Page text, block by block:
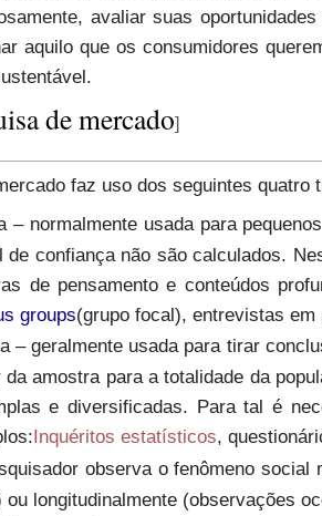
avaliar suas
aquilo que os consumidores
de mercado]
faz uso dos seguintes quatro
– normalmente usada para
de confiança não são calculados.
de pensamento e conteúdos
groups(grupo focal), entrevistas
– geralmente usada para tirar
amostra para a totalidade da
e diversificadas. Para tal é
Inquéritos estatísticos,
observa o fenômeno
longitudinalmente (observações